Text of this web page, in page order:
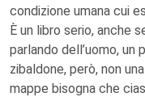
condizione umana cui
È un libro serio, anche
parlando dell’uomo, un
zibaldone, però, non
mappe bisogna che